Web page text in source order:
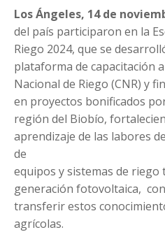
Los Ángeles, 14 de
del país participaron en la
Riego 2024, que se
plataforma de capacitación
Nacional de Riego (CNR) y
en proyectos bonificados
región del Biobío,
aprendizaje de las labores
de
equipos y sistemas de riego
generación fotovoltaica,
transferir estos
agrícolas.